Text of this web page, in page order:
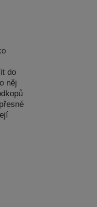
do
něj